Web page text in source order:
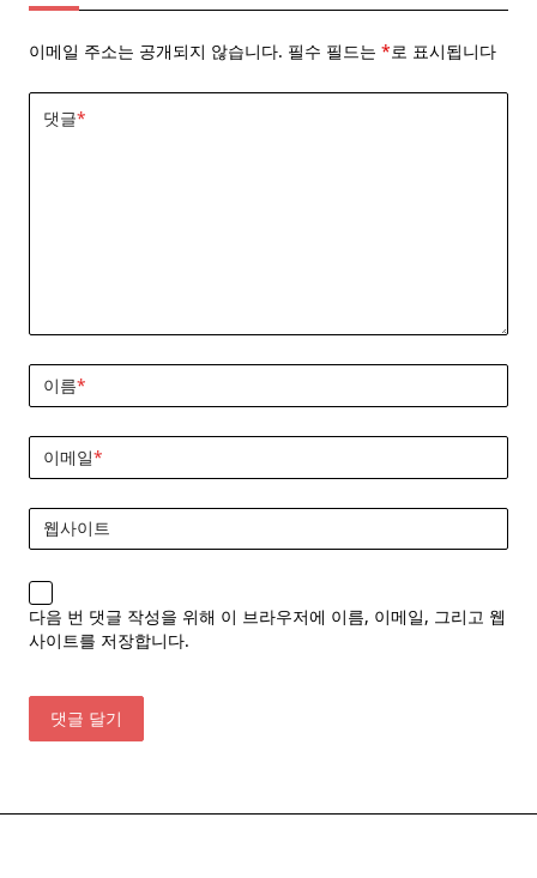
이메일 주소는 공개되지 않습니다. 필수 필드는 *로 표시됩니다
댓글*
이름*
이메일*
웹사이트
다음 번 댓글 작성을 위해 이 브라우저에 이름, 이메일, 그리고 웹
사이트를 저장합니다.